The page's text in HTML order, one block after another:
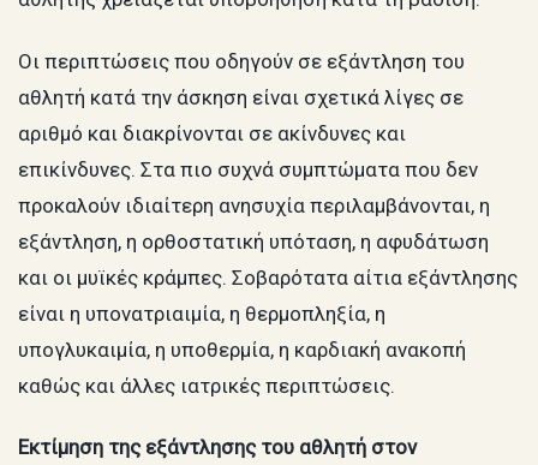
Οι περιπτώσεις που οδηγούν σε εξάντληση του
αθλητή κατά την άσκηση είναι σχετικά λίγες σε
αριθμό και διακρίνονται σε ακίνδυνες και
επικίνδυνες. Στα πιο συχνά συμπτώματα που δεν
προκαλούν ιδιαίτερη ανησυχία περιλαμβάνονται, η
εξάντληση, η ορθοστατική υπόταση, η αφυδάτωση
και οι μυϊκές κράμπες. Σοβαρότατα αίτια εξάντλησης
είναι η υπονατριαιμία, η θερμοπληξία, η
υπογλυκαιμία, η υποθερμία, η καρδιακή ανακοπή
καθώς και άλλες ιατρικές περιπτώσεις.
Εκτίμηση της εξάντλησης του αθλητή στον